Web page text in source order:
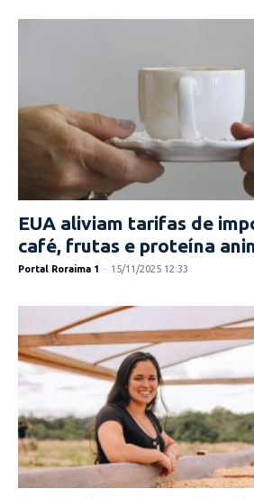
EUA aliviam tarifas de
café, frutas e proteína
Portal Roraima 1 - 15/11/2025 12:33